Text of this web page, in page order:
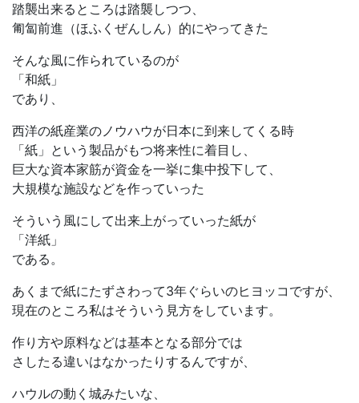
踏襲出来るところは踏襲しつつ、
匍匐前進（ほふくぜんしん）的にやってきた
そんな風に作られているのが
「和紙」
であり、
西洋の紙産業のノウハウが日本に到来してくる時
「紙」という製品がもつ将来性に着目し、
巨大な資本家筋が資金を一挙に集中投下して、
大規模な施設などを作っていった
そういう風にして出来上がっていった紙が
「洋紙」
である。
あくまで紙にたずさわって3年ぐらいのヒヨッコですが、
現在のところ私はそういう見方をしています。
作り方や原料などは基本となる部分では
さしたる違いはなかったりするんですが、
ハウルの動く城みたいな、